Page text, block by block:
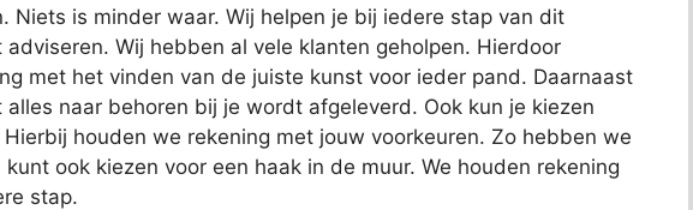
Niets is minder waar. Wij helpen je bij iedere stap van dit
Wij hebben al vele klanten geholpen. Hierdoor
met het vinden van de juiste kunst voor ieder pand. Daarnaast
naar behoren bij je wordt afgeleverd. Ook kun je kiezen
houden we rekening met jouw voorkeuren. Zo hebben we
ook kiezen voor een haak in de muur. We houden rekening
stap.